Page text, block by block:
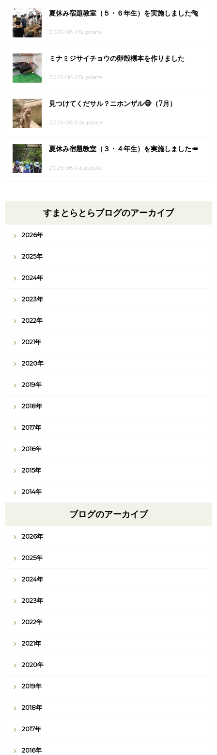
夏休み宿題教室（５・６年生）を実施しました🐅
2026.08.05update
ミナミジサイチョウの卵殻標本を作りました
2026.08.05update
見つけてくだサル？ニホンザル🐵（7月）
2026.08.04update
夏休み宿題教室（３・４年生）を実施しました🥕
2026.08.03update
すまとらとらブログのアーカイブ
2026年
2025年
2024年
2023年
2022年
2021年
2020年
2019年
2018年
2017年
2016年
2015年
2014年
ブログのアーカイブ
2026年
2025年
2024年
2023年
2022年
2021年
2020年
2019年
2018年
2017年
2016年